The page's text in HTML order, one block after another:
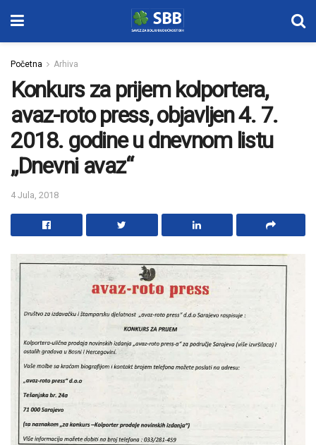
Početna Arhiva
Konkurs za prijem kolportera,
avaz-roto press, objavljen 4. 7.
2018. godine u dnevnom listu
„Dnevni avaz“
4 Jula, 2018